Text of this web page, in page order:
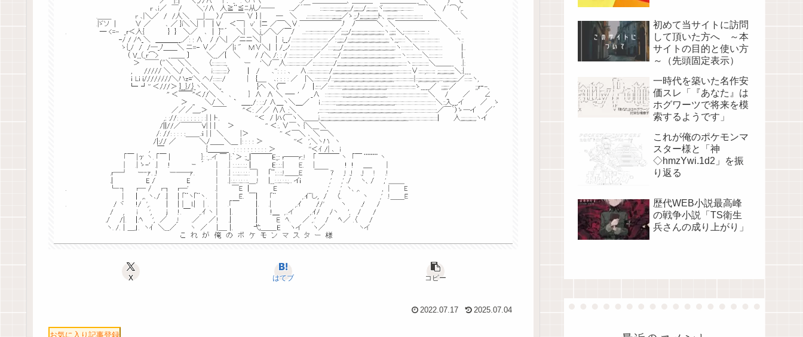
X はてブ コピー
2022.07.17 2025.07.04
お気に入り記事登録
初めて当サイトに訪問
して頂いた方へ ～本
サイトの目的と使い方
～（先頭固定表示）
一時代を築いた名作安
価スレ「『あなた』は
ホグワーツで将来を模
索するようです」
これが俺のポケモンマ
スター様と「神
◇hmzYwi.1d2」を振
り返る
歴代WEB小説最高峰
の戦争小説「TS衛生
兵さんの成り上がり」